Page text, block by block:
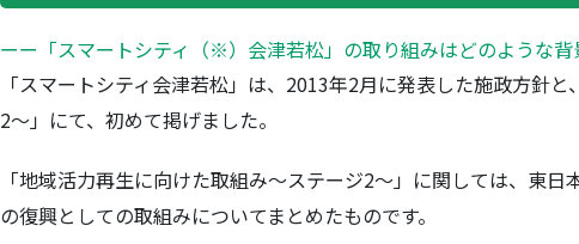
ーー「スマートシティ（※）会津若松」の取り組みはどのような背
「スマートシティ会津若松」は、2013年2月に発表した施政方針
2～」にて、初めて掲げました。
「地域活力再生に向けた取組み～ステージ2～」に関しては、東
の復興としての取組みについてまとめたものです。